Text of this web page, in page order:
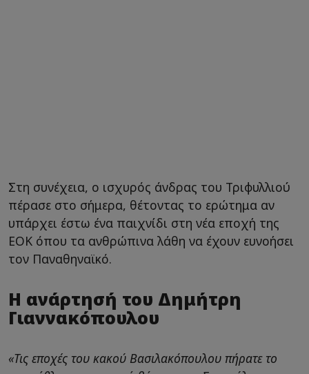
Στη συνέχεια, ο ισχυρός άνδρας του Τριφυλλιού
πέρασε στο σήμερα, θέτοντας το ερώτημα αν
υπάρχει έστω ένα παιχνίδι στη νέα εποχή της
ΕΟΚ όπου τα ανθρώπινα λάθη να έχουν ευνοήσει
τον Παναθηναϊκό.
Η ανάρτησή του Δημήτρη
Γιαννακόπουλου
«Τις εποχές του κακού Βασιλακόπουλου πήρατε το